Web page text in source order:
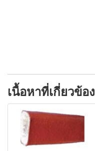
เนื้อหาที่เกี่ยวข้อง